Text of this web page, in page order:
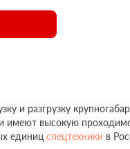
и разгрузку
имеют высокую
единиц спецтехники в